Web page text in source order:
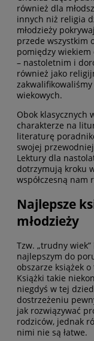
również dla
innych niż religia
młodzieży
przede wszystkim
pomiędzy
– nastoletnim i
również jako
wiekowych.
Obok klasycznych
charakterze na
literaturę
swojej
Lektury dla
dotrzymują kroku
współczesną nam
Najlepsze
młodzieży
Tzw. „trudny
najlepszym do
obszarze książek
Książki takie
niegdyś w tej
dostrzeżeniu
jak rozwiązywać
rodziców, jednak
nimi nie są łatwe.